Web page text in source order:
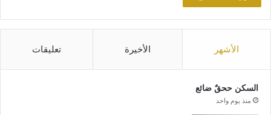
الأشهر الأخيرة تعليقات
السكن ححقٌ ضائع
منذ يوم واحد